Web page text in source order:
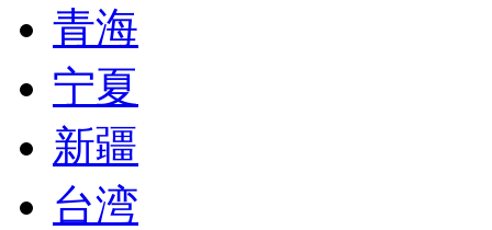
青海
宁夏
新疆
台湾